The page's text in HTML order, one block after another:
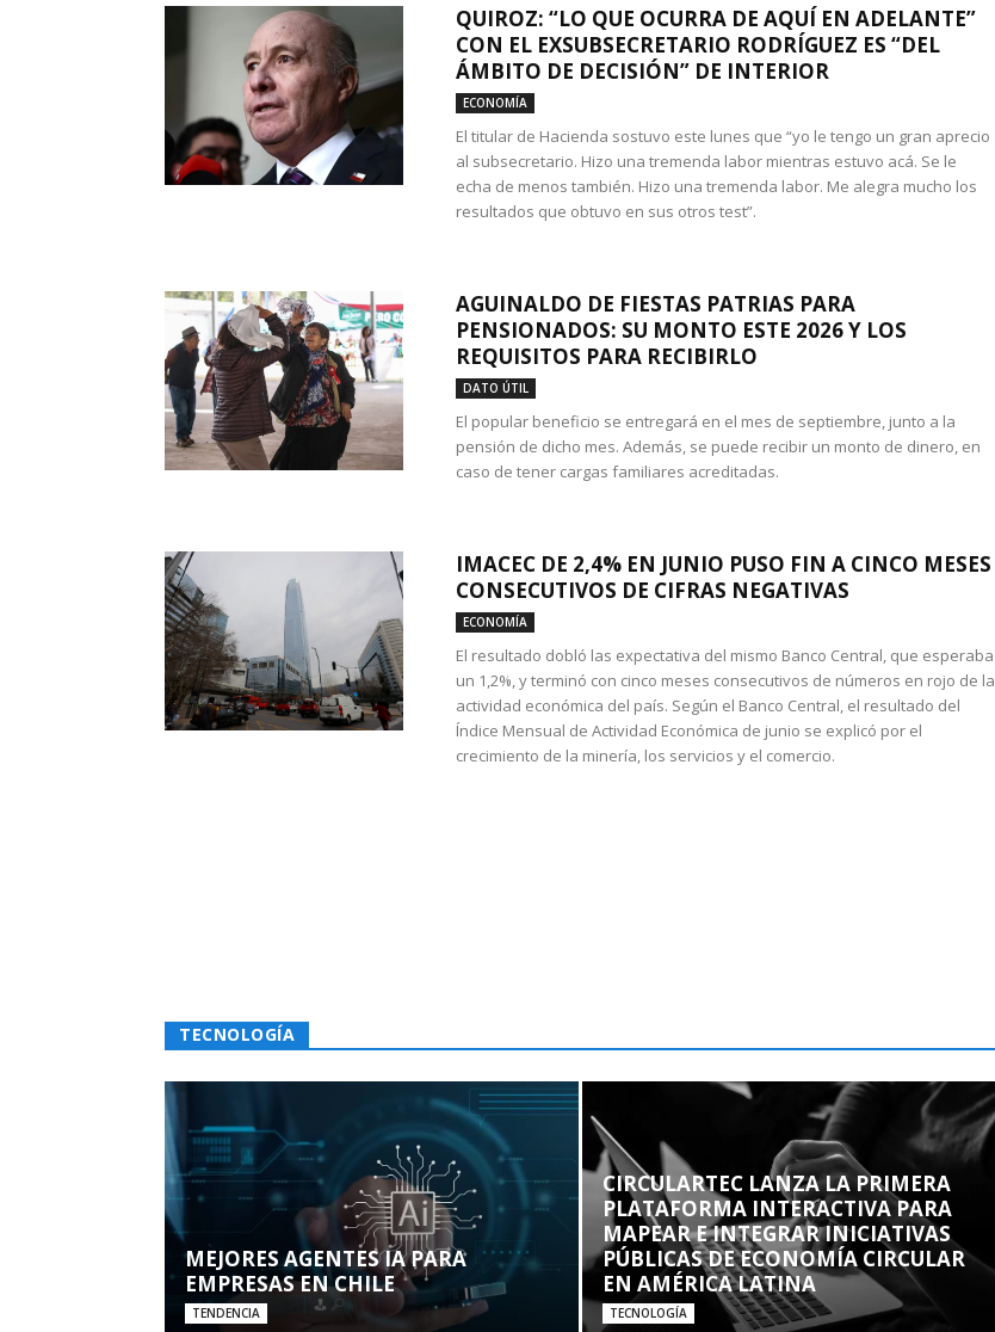
QUIROZ: “LO QUE OCURRA DE AQUÍ EN ADELANTE”
CON EL EXSUBSECRETARIO RODRÍGUEZ ES “DEL
ÁMBITO DE DECISIÓN” DE INTERIOR
ECONOMÍA
El titular de Hacienda sostuvo este lunes que “yo le tengo un gran aprecio
al subsecretario. Hizo una tremenda labor mientras estuvo acá. Se le
echa de menos también. Hizo una tremenda labor. Me alegra mucho los
resultados que obtuvo en sus otros test”.
AGUINALDO DE FIESTAS PATRIAS PARA
PENSIONADOS: SU MONTO ESTE 2026 Y LOS
REQUISITOS PARA RECIBIRLO
DATO ÚTIL
El popular beneficio se entregará en el mes de septiembre, junto a la
pensión de dicho mes. Además, se puede recibir un monto de dinero, en
caso de tener cargas familiares acreditadas.
IMACEC DE 2,4% EN JUNIO PUSO FIN A CINCO MESES
CONSECUTIVOS DE CIFRAS NEGATIVAS
ECONOMÍA
El resultado dobló las expectativa del mismo Banco Central, que esperaba
un 1,2%, y terminó con cinco meses consecutivos de números en rojo de la
actividad económica del país. Según el Banco Central, el resultado del
Índice Mensual de Actividad Económica de junio se explicó por el
crecimiento de la minería, los servicios y el comercio.
TECNOLOGÍA
MEJORES AGENTES IA PARA
EMPRESAS EN CHILE
TENDENCIA
CIRCULARTEC LANZA LA PRIMERA
PLATAFORMA INTERACTIVA PARA
MAPEAR E INTEGRAR INICIATIVAS
PÚBLICAS DE ECONOMÍA CIRCULAR
EN AMÉRICA LATINA
TECNOLOGÍA